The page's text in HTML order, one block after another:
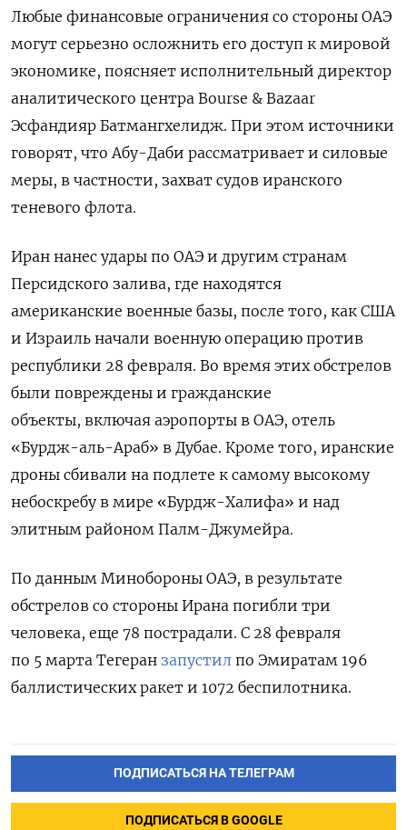
Любые финансовые ограничения со стороны ОАЭ
могут серьезно осложнить его доступ к мировой
экономике, поясняет исполнительный директор
аналитического центра Bourse & Bazaar
Эсфандияр Батмангхелидж. При этом источники
говорят, что Абу-Даби рассматривает и силовые
меры, в частности, захват судов иранского
теневого флота.
Иран нанес удары по ОАЭ и другим странам
Персидского залива, где находятся
американские военные базы, после того, как США
и Израиль начали военную операцию против
республики 28 февраля. Во время этих обстрелов
были повреждены и гражданские
объекты, включая аэропорты в ОАЭ, отель
«Бурдж-аль-Араб» в Дубае. Кроме того, иранские
дроны сбивали на подлете к самому высокому
небоскребу в мире «Бурдж-Халифа» и над
элитным районом Палм-Джумейра.
По данным Минобороны ОАЭ, в результате
обстрелов со стороны Ирана погибли три
человека, еще 78 пострадали. С 28 февраля
по 5 марта Тегеран запустил по Эмиратам 196
баллистических ракет и 1072 беспилотника.
ПОДПИСАТЬСЯ НА ТЕЛЕГРАМ
ПОДПИСАТЬСЯ В GOOGLE